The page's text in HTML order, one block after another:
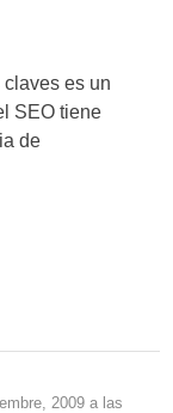
es un
SEO tiene
de
2009 a las